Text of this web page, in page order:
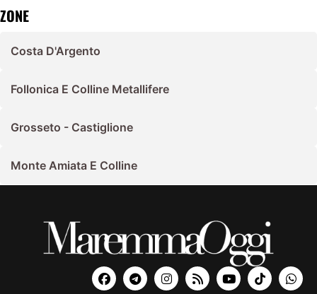
ZONE
Costa D'Argento
Follonica E Colline Metallifere
Grosseto - Castiglione
Monte Amiata E Colline